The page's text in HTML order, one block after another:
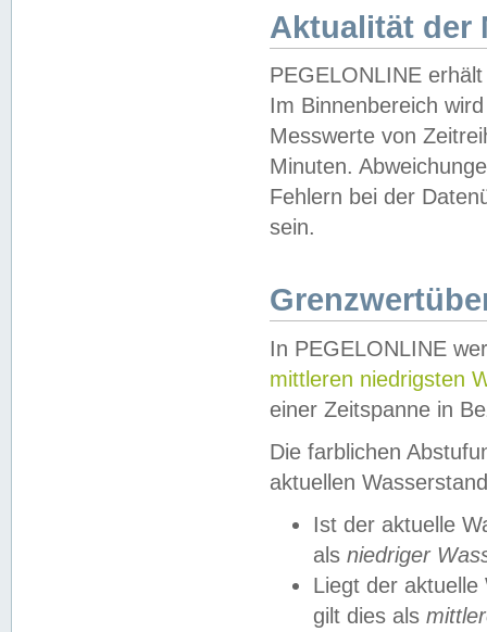
Aktualität der
PEGELONLINE
Im Binnenbereich
Messwerte von
Minuten.
Fehlern bei der
sein.
In PEGELONLINE
mittleren niedrigsten
einer Zeitspanne in
Die farblichen
aktuellen
Ist der aktuelle
als niedriger
Liegt der
gilt dies als